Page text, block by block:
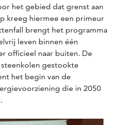
het gebied dat grenst aan
kreeg hiermee een primeur
brengt het programma
leven binnen één
officieel naar buiten. De
gestookte
het begin van de
die in 2050